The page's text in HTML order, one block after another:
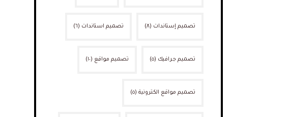
تصميم إستاندات (٨) تصميم استاندات (٦)
تصميم جرافيك (٥) تصميم مواقع (١٠)
تصميم مواقع الكترونية(٥)